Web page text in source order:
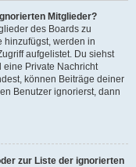
Mitglieder?
des Boards zu
hinzufügst, werden in
aufgelistet. Du siehst
eine Private Nachricht
können Beiträge deiner
Benutzer ignorierst, dann
zur Liste der ignorierten